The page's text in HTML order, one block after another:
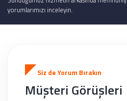
yorumlarımızı inceleyin.
Siz de Yorum Bırakın
Müşteri Görüşleri